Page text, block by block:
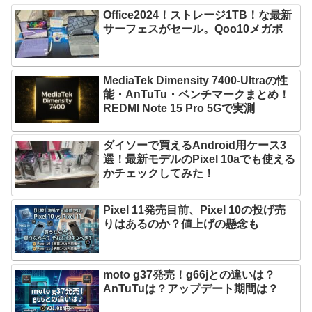
Office2024！ストレージ1TB！な最新
サーフェスがセール。Qoo10メガポ
MediaTek Dimensity 7400-Ultraの性
能・AnTuTu・ベンチマークまとめ！
REDMI Note 15 Pro 5Gで実測
ダイソーで買えるAndroid用ケース3
選！最新モデルのPixel 10aでも使える
かチェックしてみた！
Pixel 11発売目前、Pixel 10の投げ売
りはあるのか？値上げの懸念も
moto g37発売！g66jとの違いは？
AnTuTuは？アップデート期間は？